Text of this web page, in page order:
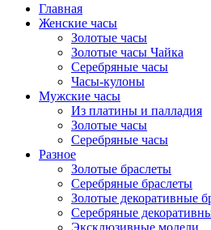
Главная
Женские часы
Золотые часы
Золотые часы Чайка
Серебряные часы
Часы-кулоны
Мужские часы
Из платины и палладия
Золотые часы
Серебряные часы
Разное
Золотые браслеты
Серебряные браслеты
Золотые декоративные
Серебряные
Эксклюзивные модели